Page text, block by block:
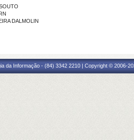
DALMOLIN
da Informação - (84) 3342 2210 | Copyright © 2006-